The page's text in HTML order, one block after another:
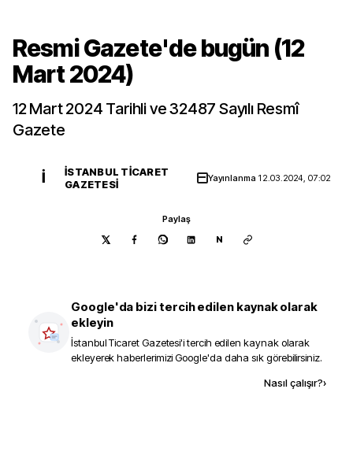
Resmi Gazete'de bugün (12
Mart 2024)
12 Mart 2024 Tarihli ve 32487 Sayılı Resmî
Gazete
İ
İSTANBUL TICARET
GAZETESI
Yayınlanma 12.03.2024, 07:02
Paylaş
N
Google'da bizi tercih edilen kaynak olarak
ekleyin
İstanbul Ticaret Gazetesi'i tercih edilen kaynak olarak
ekleyerek haberlerimizi Google'da daha sık görebilirsiniz.
Nasıl çalışır?›